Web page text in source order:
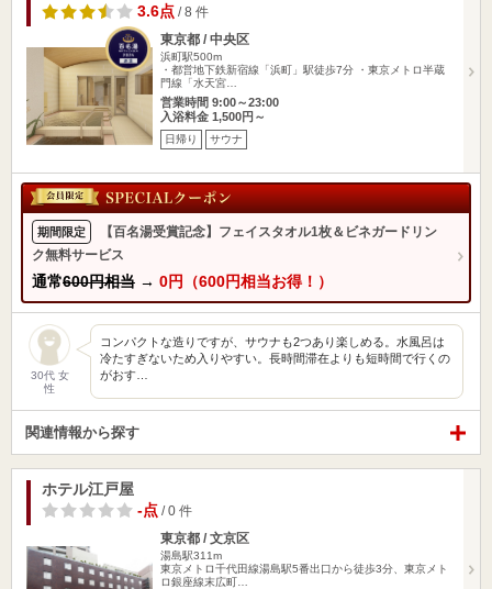
3.6点 / 8 件
東京都 / 中央区
浜町駅500m
・都営地下鉄新宿線「浜町」駅徒歩7分 ・東京メトロ半蔵
門線「水天宮…
営業時間 9:00～23:00
入浴料金 1,500円～
日帰り サウナ
期間限定
【百名湯受賞記念】フェイスタオル1枚＆ビネガードリン
ク無料サービス
通常600円相当 → 0円（600円相当お得！）
30代 女
性
コンパクトな造りですが、サウナも2つあり楽しめる。水風呂は
冷たすぎないため入りやすい。長時間滞在よりも短時間で行くの
がおす…
関連情報から探す
ホテル江戸屋
-点 / 0 件
東京都 / 文京区
湯島駅311m
東京メトロ千代田線湯島駅5番出口から徒歩3分、東京メト
ロ銀座線末広町…